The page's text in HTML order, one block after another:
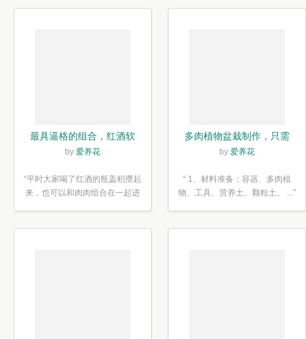
最具逼格的组合，红酒软
木塞diy多肉植物盆栽
by 爱养花
“平时大家喝了红酒的瓶盖积攒起
来，也可以和肉肉组合在一起进
多肉植物盆栽制作，只需
简单6步
by 爱养花
“ 1、材料准备：容器、多肉植
物、工具、营养土、颗粒土。 ...”